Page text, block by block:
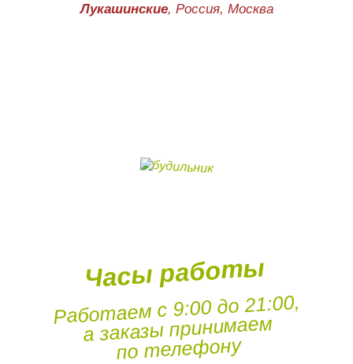
Лукашинские, Россия, Москва
Часы работы
Работаем с 9:00 до 21:00,
а заказы принимаем
по телефону